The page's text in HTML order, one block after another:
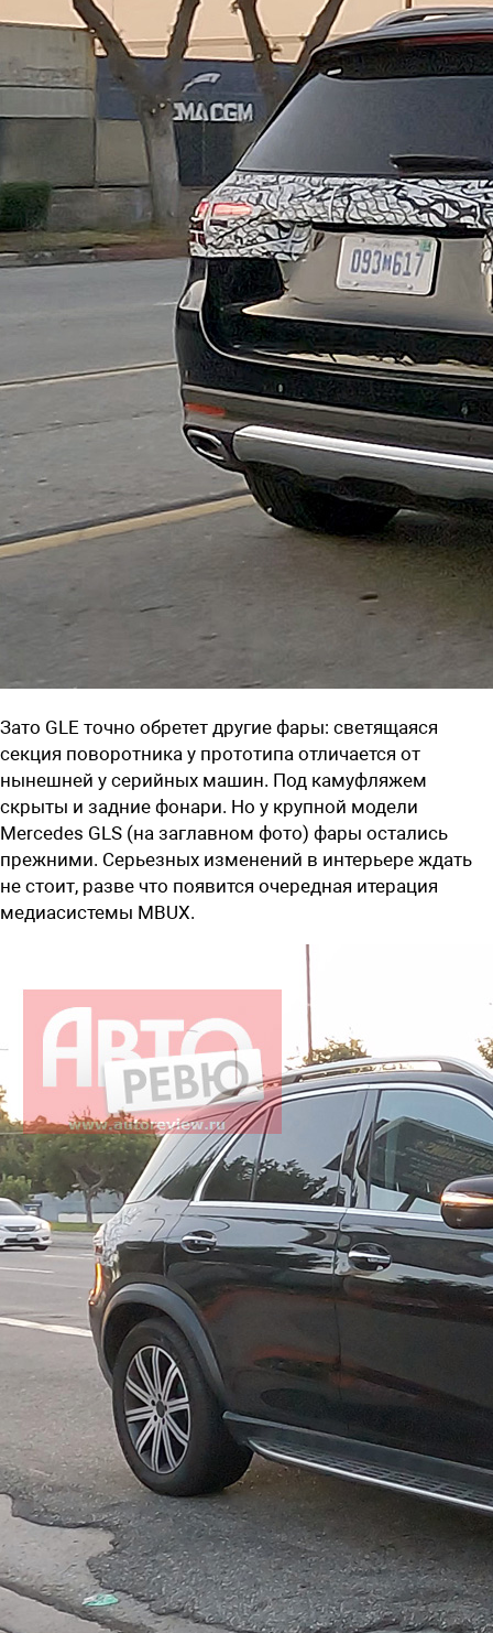
Зато GLE точно обретет другие фары: светящаяся
секция поворотника у прототипа отличается от
нынешней у серийных машин. Под камуфляжем
скрыты и задние фонари. Но у крупной модели
Mercedes GLS (на заглавном фото) фары остались
прежними. Серьезных изменений в интерьере ждать
не стоит, разве что появится очередная итерация
медиасистемы MBUX.